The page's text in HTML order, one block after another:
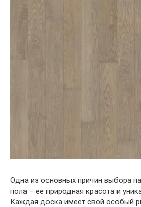
Одна из основных причин выбора
пола – ее природная красота и
Каждая доска имеет свой особый